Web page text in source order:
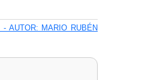
AUTOR: MARIO RUBÉN